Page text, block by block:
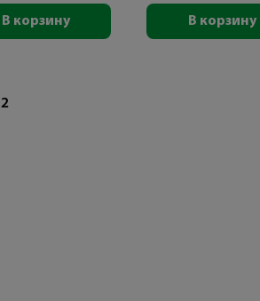
В корзину В корзину
2